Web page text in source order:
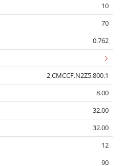
10
70
0.762
2.CMCCF.N2Z5.800.1
8.00
32.00
32.00
12
90